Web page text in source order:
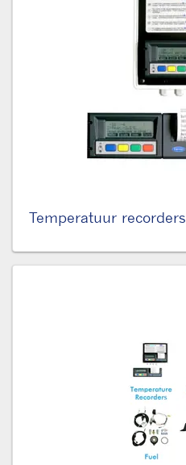
Temperatuur recorders